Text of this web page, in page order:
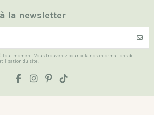
la newsletter
tout moment. Vous trouverez pour cela nos informations de
du site.